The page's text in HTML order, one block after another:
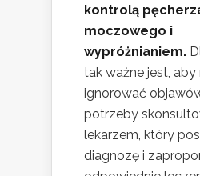
kontrolą
moczowego i
wypróżnianiem.
tak ważne jest, aby
ignorować
potrzeby
lekarzem, który
diagnozę i